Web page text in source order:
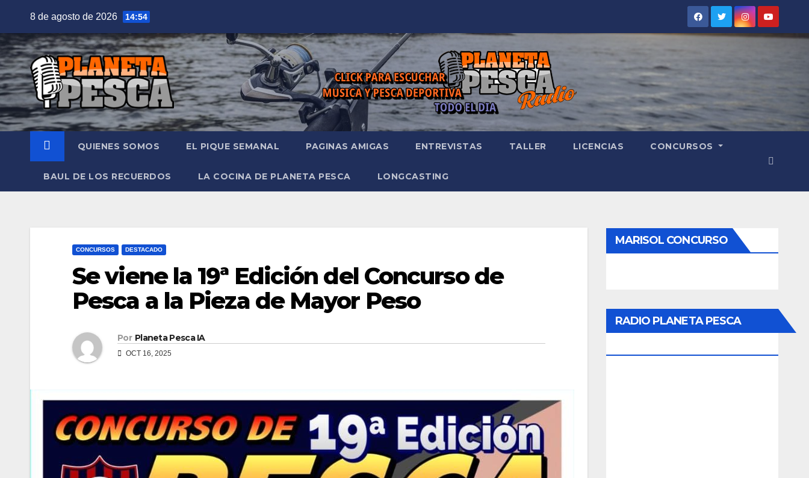
contenido
8 de agosto de 2026 14:54
QUIENES SOMOS EL PIQUE SEMANAL PAGINAS AMIGAS ENTREVISTAS TALLER LICENCIAS CONCURSOS
BAUL DE LOS RECUERDOS LA COCINA DE PLANETA PESCA LONGCASTING
CONCURSOS DESTACADO
Se viene la 19ª Edición del Concurso de
Pesca a la Pieza de Mayor Peso
Por Planeta Pesca IA
OCT 16, 2025
MARISOL CONCURSO
RADIO PLANETA PESCA